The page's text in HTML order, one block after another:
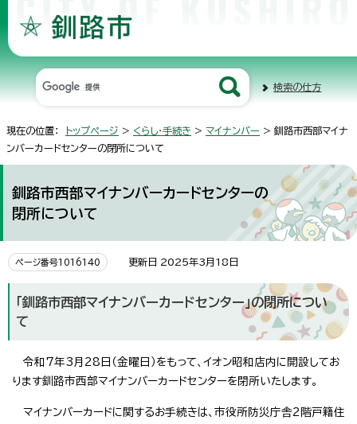
検索の仕方
現在の位置： トップページ > くらし・手続き > マイナンバー > 釧路市西部マイナ
ンバーカードセンターの閉所について
釧路市西部マイナンバーカードセンターの
閉所について
ページ番号1016140 更新日 2025年3月18日
「釧路市西部マイナンバーカードセンター」の閉所につい
て
令和7年3月28日（金曜日）をもって、イオン昭和店内に開設してお
ります釧路市西部マイナンバーカードセンターを閉所いたします。
マイナンバーカードに関するお手続きは、市役所防災庁舎2階戸籍住